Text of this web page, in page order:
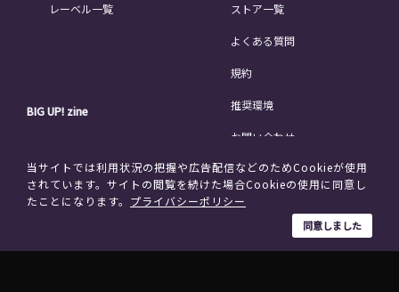
レーベル一覧
BIG UP! zine
コラム
インタビュー
ストア一覧
よくある質問
規約
推奨環境
お問い合わせ
このサイトについて
運営会社
個人情報保護方針
当サイトでは利用状況の把握や広告配信などのためCookieが使用
されています。サイトの閲覧を続けた場合Cookieの使用に同意し
たことになります。 プライバシーポリシー
同意しました